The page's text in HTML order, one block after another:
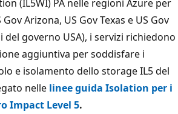
(IL5WI) PA nelle regioni Azure per
Arizona, US Gov Texas e US Gov
governo USA), i servizi richiedono
aggiuntiva per soddisfare i
e isolamento dello storage IL5 del
nelle linee guida Isolation per i
Impact Level 5.